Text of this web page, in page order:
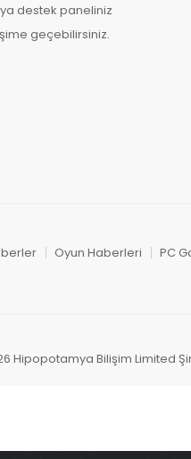
destek paneliniz
geçebilirsiniz.
Oyun Haberleri PC
Bilişim Limited